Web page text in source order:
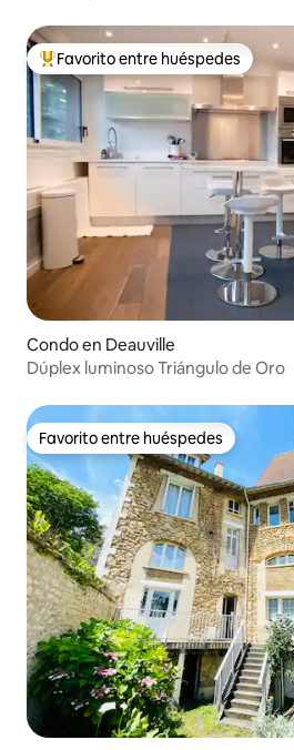
Favorito entre huéspedes preferido
Favorito entre huéspedes
Condo en Deauville
Dúplex luminoso Triángulo de Oro
Favorito entre huéspedes
Favorito entre huéspedes